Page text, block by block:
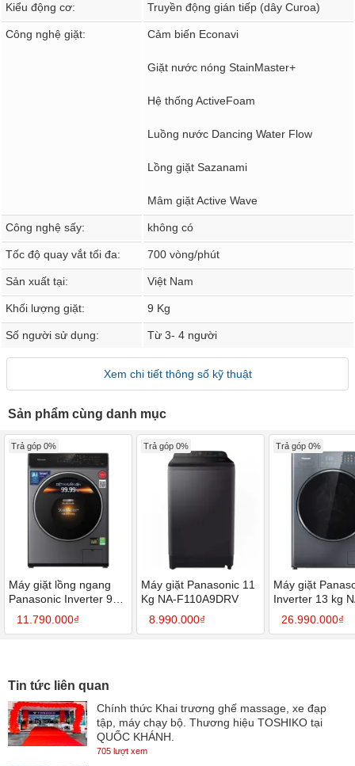
Kiểu động cơ: Truyền động gián tiếp (dây Curoa)
Công nghệ giặt: Cảm biến Econavi
Giặt nước nóng StainMaster+
Hệ thống ActiveFoam
Luồng nước Dancing Water Flow
Lồng giặt Sazanami
Mâm giặt Active Wave
Công nghệ sấy: không có
Tốc độ quay vắt tối đa: 700 vòng/phút
Sản xuất tại: Việt Nam
Khối lượng giặt: 9 Kg
Số người sử dụng: Từ 3- 4 người
Xem chi tiết thông số kỹ thuật
Sản phẩm cùng danh mục
Trả góp 0%
Máy giặt lồng ngang
Panasonic Inverter 9Kg
NA-V90FC1LVT
11.790.000₫
Trả góp 0%
Máy giặt Panasonic 11
Kg NA-F110A9DRV
8.990.000₫
Trả góp 0%
Máy giặt
Inverter 13 kg
26CVX1AVT
26.990.000₫
Tin tức liên quan
Chính thức Khai trương ghế massage, xe đạp
tập, máy chạy bộ. Thương hiệu TOSHIKO tại
QUỐC KHÁNH.
705 lượt xem